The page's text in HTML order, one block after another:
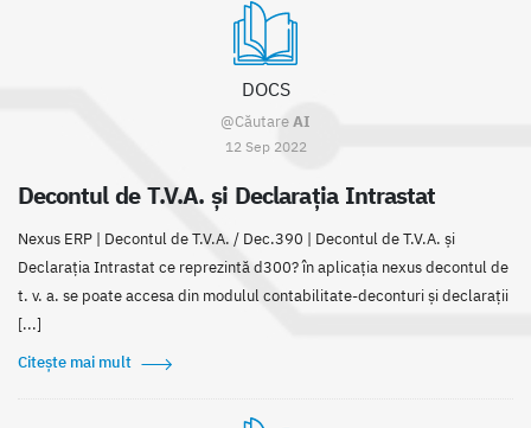
DOCS
@CăutareAI
12 Sep 2022
Decontul de T.V.A. și Declarația Intrastat
Nexus ERP | Decontul de T.V.A. / Dec.390 | Decontul de T.V.A. și
Declarația Intrastat ce reprezintă d300? în aplicația nexus decontul de
t. v. a. se poate accesa din modulul contabilitate-deconturi și declarații
[...]
Citește mai mult